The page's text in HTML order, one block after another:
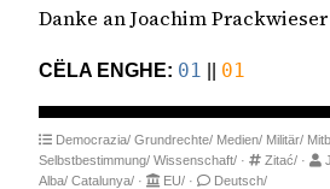
Danke an Joachim
CËLA ENGHE: 01 || 01
Democrazia/ Grundrechte/ Medien/ Militär/
Selbstbestimmung/ Wissenschaft/ · Zitać/ ·
Alba/ Catalunya/ · EU/ · Deutsch/